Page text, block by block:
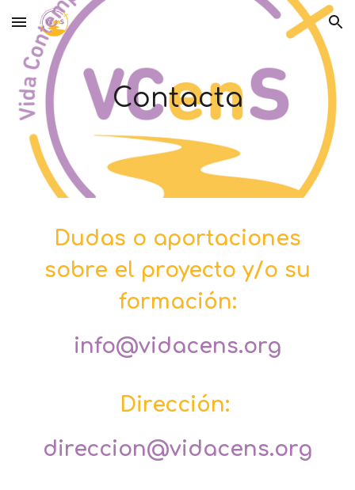
Skip to main content Skip to navigation
Contacta
Dudas o aportaciones
sobre el proyecto y/o su
formación:
info@vidacens.org
Dirección:
direccion@vidacens.org